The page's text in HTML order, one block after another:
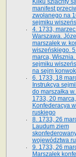
Kilku szlachty
manifest
zwołanego na
sejmiku
4. 1733,
Warszawa.
marszałek w.
wiszeńskiego.
marca,
sejmiku
na sejm
6. 1733, 18
Instrukcya
do marszałka
1733, 20
Konfederacya
ruskiego
8. 1733, 26
Laudum ziem
województwa
9. 1733, 26
Marszałek